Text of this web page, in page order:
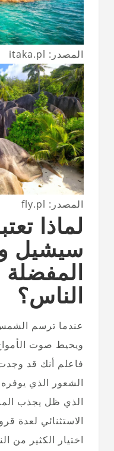
المصدر: itaka.pl
المصدر: fly.pl
لماذا
سيشيل
الناس؟
عندما ترسم
ويحيط صوت
فاعلم أنك قد
الشعور الذي
الذي ظل يجذب
الاستثنائي لعدة
اختيار الكثير من